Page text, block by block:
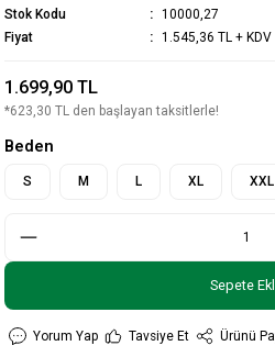
Stok Kodu
10000,27
Fiyat
1.545,36 TL + KDV
1.699,90 TL
*623,30 TL den başlayan taksitlerle!
Beden
S M L XL XXL
Sepete
Yorum Yap Tavsiye Et Ürünü